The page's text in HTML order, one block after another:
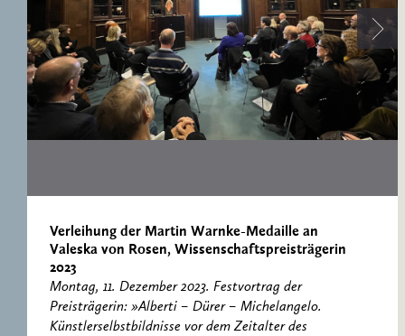
ERNST CASSIRER
ARBEITSSTELLE 1997-
2007
Verleihung der Martin Warnke-Medaille an
Valeska von Rosen, Wissenschaftspreisträgerin
2023
Montag, 11. Dezember 2023. Festvortrag der
Preisträgerin: »Alberti – Dürer – Michelangelo.
Künstlerselbstbildnisse vor dem Zeitalter des